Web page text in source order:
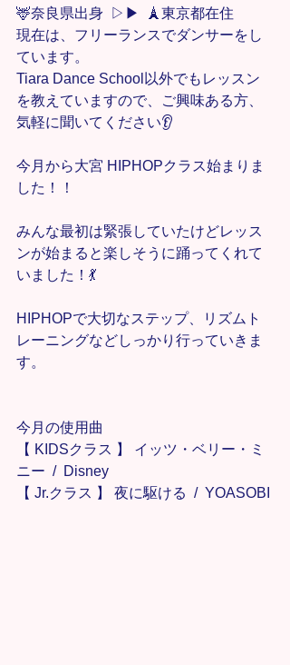
🦌奈良県出身  ▷▶︎  🗼東京都在住
現在は、フリーランスでダンサーをし
ています。
Tiara Dance School以外でもレッスン
を教えていますので、ご興味ある方、
気軽に聞いてください👂
今月から大宮 HIPHOPクラス始まりま
した！！
みんな最初は緊張していたけどレッス
ンが始まると楽しそうに踊ってくれて
いました！💃
HIPHOPで大切なステップ、リズムト
レーニングなどしっかり行っていきま
す。
今月の使用曲
【 KIDSクラス 】 イッツ・ベリー・ミ
ニー  /  Disney
【 Jr.クラス 】 夜に駆ける  /  YOASOBI